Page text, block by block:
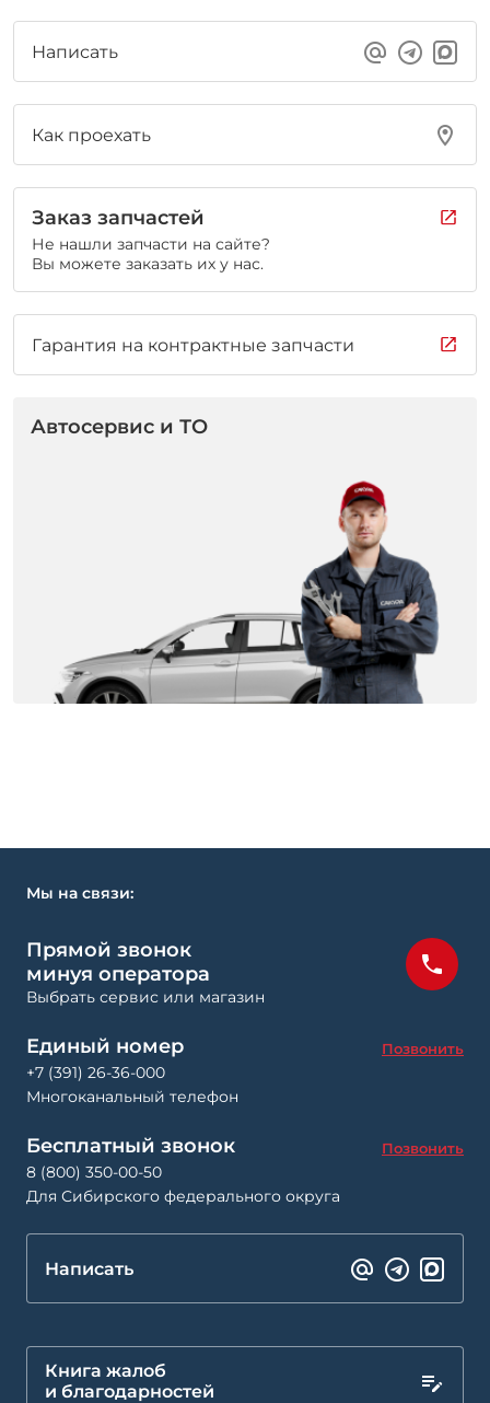
Написать
Как проехать
Заказ запчастей
Не нашли запчасти на сайте?
Вы можете заказать их у нас.
Гарантия на контрактные запчасти
Автосервис и ТО
Мы на связи:
Прямой звонок
минуя оператора
Выбрать сервис или магазин
Единый номер Позвонить
+7 (391) 26-36-000
Многоканальный телефон
Бесплатный звонок Позвонить
8 (800) 350-00-50
Для Сибирского федерального округа
Написать
Книга жалоб
и благодарностей